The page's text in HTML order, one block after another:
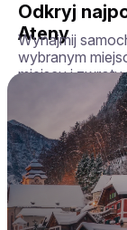
Odkryj
Ateny
Wynajmij
wybranym
miejscu i zwrotu